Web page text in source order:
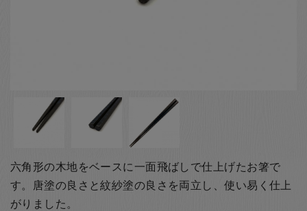
六角形の木地をベースに一面飛ばしで仕上げたお箸で
す。唐塗の良さと紋紗塗の良さを両立し、使い易く仕上
がりました。